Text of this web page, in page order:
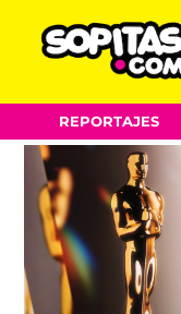
Skip
to
content
REPORTAJES